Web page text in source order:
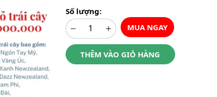
Số lượng:
MUA NGAY
THÊM VÀO GIỎ HÀNG